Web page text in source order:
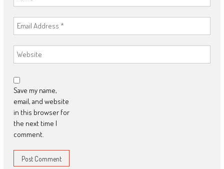
Save my name,
email, and website
in this browser for
the next time I
comment.